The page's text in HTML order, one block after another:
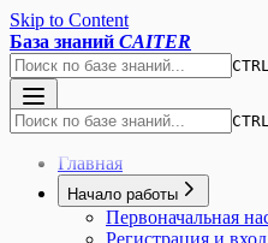
Skip to Content
База знаний CAITER
Главная
Начало работы
Первоначальная
Регистрация и